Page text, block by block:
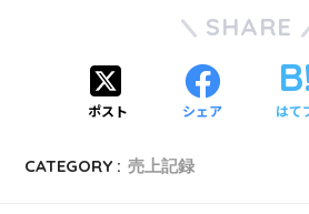
SHARE
ポスト シェア はて
CATEGORY : 売上記録